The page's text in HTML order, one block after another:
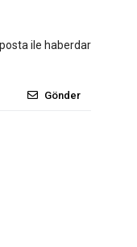
ile haberdar
Gönder